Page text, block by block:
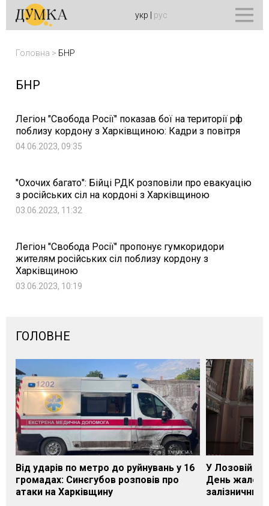
укр рус
Головна > БНР
БНР
Легіон "Свобода Росії" показав бої на території рф
поблизу кордону з Харківщиною: Кадри з повітря
04.06.2023, 09:35
"Охочих багато": Бійці РДК розповіли про евакуацію
з російських сіл на кордоні з Харківщиною
03.06.2023, 11:32
Легіон "Свобода Росії" пропонує гумкоридори
жителям російських сіл поблизу кордону з
Харківщиною
03.06.2023, 10:19
ГОЛОВНЕ
Від ударів по метро до руйнувань у 16
громадах: Синєгубов розповів про
атаки на Харківщину
У Лозовій на
День